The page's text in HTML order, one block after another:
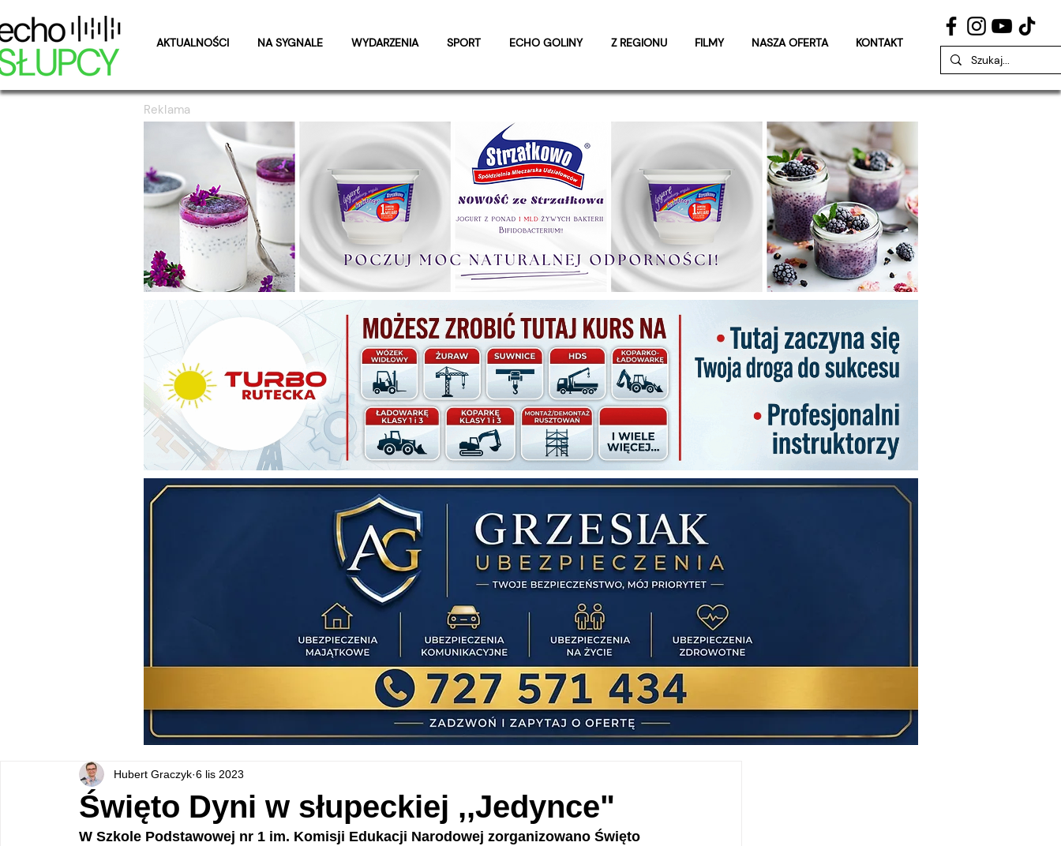
AKTUALNOŚCI NA SYGNALE WYDARZENIA SPORT ECHO GOLINY Z REGIONU FILMY NASZA OFERTA KONTAKT
Reklama
Święto Dyni w słupeckiej ,,Jedynce"
Hubert Graczyk 6 lis 2023
W Szkole Podstawowej nr 1 im. Komisji Edukacji Narodowej zorganizowano Święto